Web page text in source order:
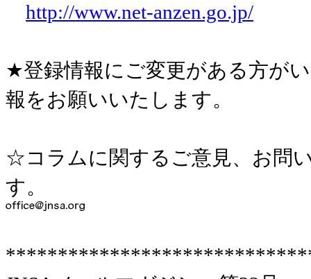
http://www.net-anzen.go.jp/
★登録情報にご変更がある方が
報をお願いいたします。
☆コラムに関するご意見、お問
す。